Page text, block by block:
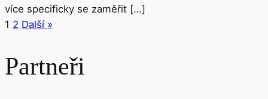
více specificky se zaměřit […]
1 2 Další »
Partneři